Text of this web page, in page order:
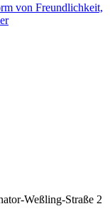
von Freundlichkeit,
Weßling-Straße 2